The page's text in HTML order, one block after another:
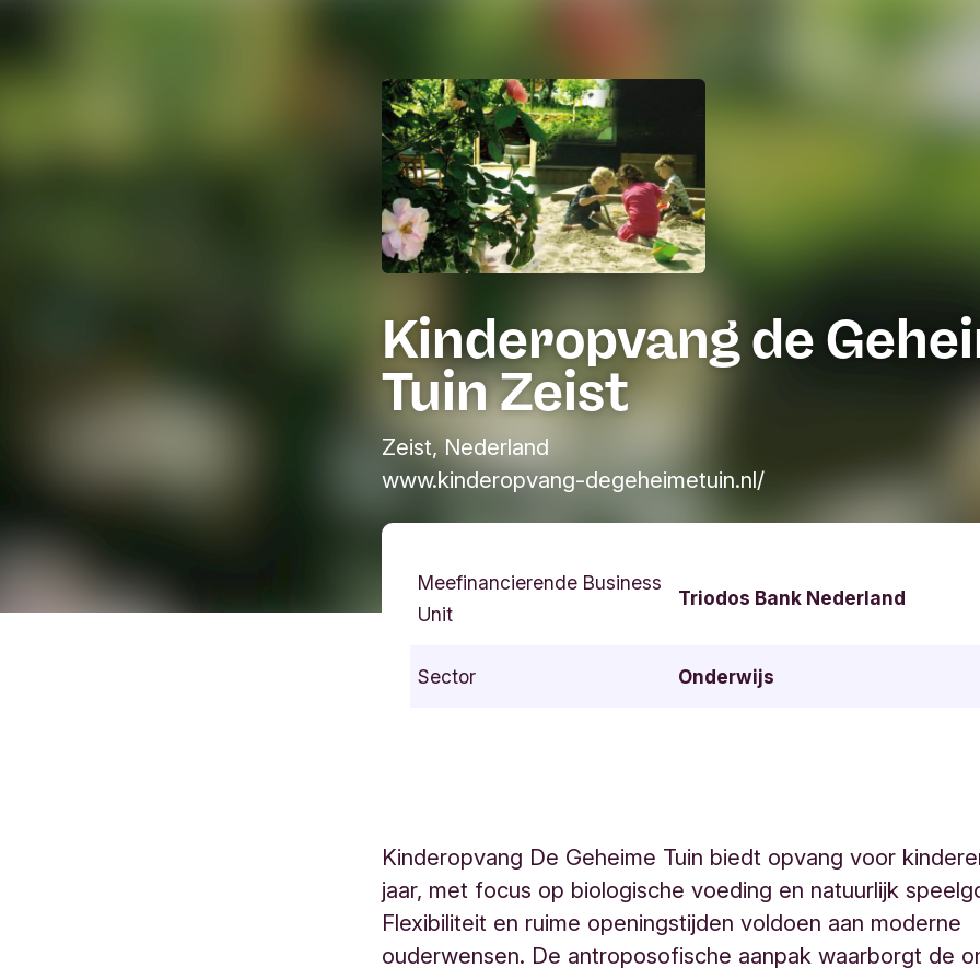
Kinderopvang de
Tuin Zeist
Zeist, Nederland
www.kinderopvang-degeheimetuin.nl/
Meefinancierende Business
Unit
Triodos Bank Nederland
Sector Onderwijs
Kinderopvang De Geheime Tuin biedt opvang voor
jaar, met focus op biologische voeding en natuurlijk
Flexibiliteit en ruime openingstijden voldoen aan moderne
ouderwensen. De antroposofische aanpak waarborgt de